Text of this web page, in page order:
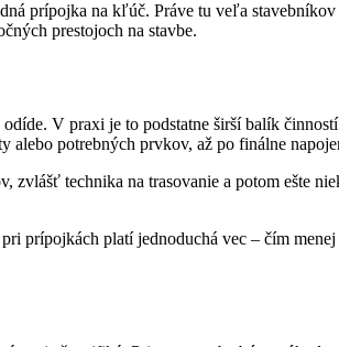
prípojka na kľúč. Práve tu veľa
prestojoch na stavbe.
V praxi je to podstatne širší balík
alebo potrebných prvkov, až po finálne
technika na trasovanie a potom ešte
prípojkách platí jednoduchá vec – čím